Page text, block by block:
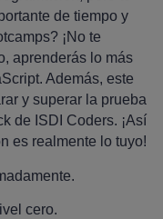
de tiempo y
¡No te
aprenderás lo más
Además, este
y superar la prueba
de ISDI Coders. ¡Así
es realmente lo tuyo!
cero.